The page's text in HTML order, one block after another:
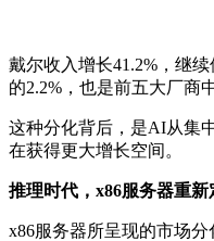
戴尔收入增长41.2%，继
的2.2%，也是前五大厂商
这种分化背后，是AI从集
在获得更大增长空间。
推理时代，x86服务器重新
x86服务器所呈现的市场